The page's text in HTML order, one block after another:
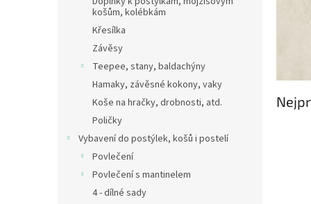
košům, kolébkám
Křesílka
Závěsy
Teepee, stany, baldachýny
Hamaky, závěsné kokony, vaky
Koše na hračky, drobnosti, atd.
Poličky
Vybavení do postýlek, košů i postelí
Povlečení
Povlečení s mantinelem
4 - dílné sady